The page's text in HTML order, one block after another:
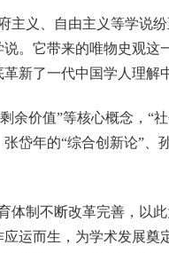
主义、自由主义等学说
。它带来的唯物史观这
新了一代中国学人理解
余价值”等核心概念，“
张岱年的“综合创新论”
体制不断改革完善，以
运而生，为学术发展